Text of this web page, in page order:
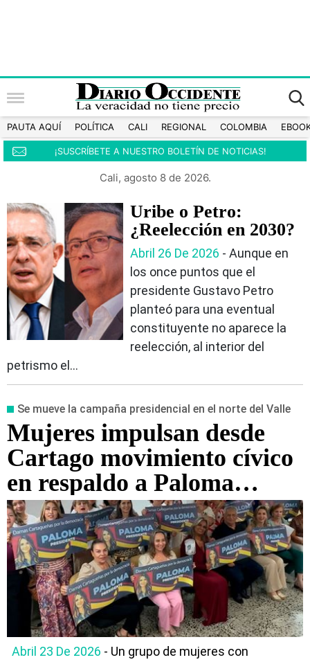
PAUTA AQUÍ POLÍTICA CALI REGIONAL COLOMBIA
¡SUSCRÍBETE A NUESTRO BOLETÍN DE NOTICIAS!
Cali, agosto 8 de 2026.
Uribe o Petro:
¿Reelección en 2030?
Abril 26 De 2026 - Aunque en
los once puntos que el
presidente Gustavo Petro
planteó para una eventual
constituyente no aparece la
reelección, al interior del
petrismo el...
Se mueve la campaña presidencial en el norte del Valle
Mujeres impulsan desde
Cartago movimiento cívico
en respaldo a Paloma
Valencia
Abril 23 De 2026 - Un grupo de mujeres con